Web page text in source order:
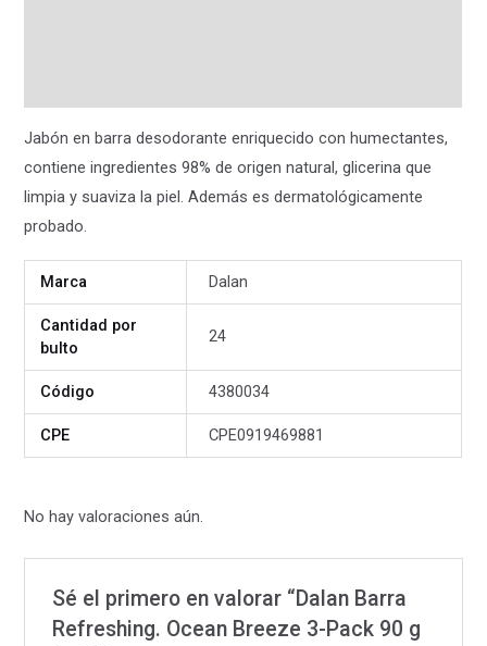
Jabón en barra desodorante enriquecido con humectantes,
contiene ingredientes 98% de origen natural, glicerina que
limpia y suaviza la piel. Además es dermatológicamente
probado.
Marca Dalan
Cantidad por
bulto
24
Código 4380034
CPE CPE0919469881
No hay valoraciones aún.
Sé el primero en valorar “Dalan Barra
Refreshing. Ocean Breeze 3-Pack 90 g